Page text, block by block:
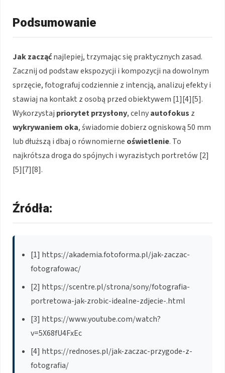
Podsumowanie
Jak zacząćnajlepiej, trzymając się praktycznych zasad.
Zacznij od podstaw ekspozycji i kompozycji na dowolnym
sprzęcie, fotografuj codziennie z intencją, analizuj efekty i
stawiaj na kontakt z osobą przed obiektywem [1][4][5].
Wykorzystaj priorytet przysłony, celnyautofokus z
wykrywaniem oka, świadomie dobierz ogniskową 50 mm
lub dłuższą i dbaj o równomierne oświetlenie. To
najkrótsza droga do spójnych i wyrazistych portretów [2]
[5][7][8].
Źródła:
[1] https://akademia.fotoforma.pl/jak-zaczac-
fotografowac/
[2] https://scentre.pl/strona/sony/fotografia-
portretowa-jak-zrobic-idealne-zdjecie-.html
[3] https://www.youtube.com/watch?
v=5X68fU4FxEc
[4] https://rednoses.pl/jak-zaczac-przygode-z-
fotografia/